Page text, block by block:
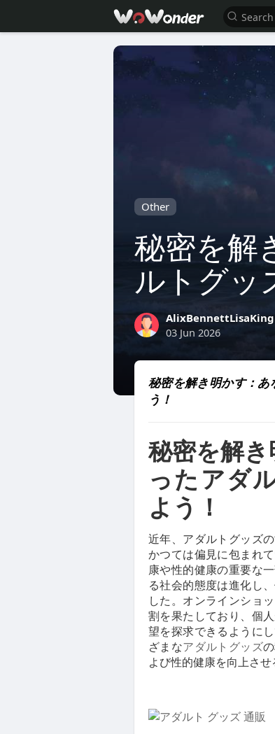
Other
秘密を解
ルトグッ
AlixBennettLisaKing
03 Jun 2026
秘密を解き明かす：
う！
秘密を解
ったアダ
よう！
近年、アダルトグッズ
かつては偏見に包まれ
康や性的健康の重要な
る社会的態度は進化し
した。オンラインショ
割を果たしており、個
望を探求できるように
ざまなアダルトグッズ
よび性的健康を向上させ